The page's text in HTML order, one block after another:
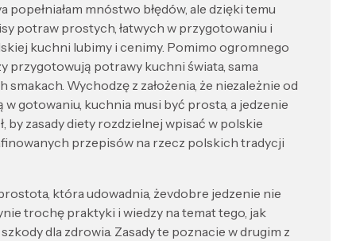
popełniałam mnóstwo błędów, ale dzięki temu
potraw prostych, łatwych w przygotowaniu i
kuchni lubimy i cenimy. Pomimo ogromnego
przygotowują potrawy kuchni świata, sama
Wychodzę z założenia, że niezależnie od
w gotowaniu, kuchnia musi być prosta, a jedzenie
by zasady diety rozdzielnej wpisać w polskie
przepisów na rzecz polskich tradycji
która udowadnia, żevdobre jedzenie nie
trochę praktyki i wiedzy na temat tego, jak
dla zdrowia. Zasady te poznacie w drugim z